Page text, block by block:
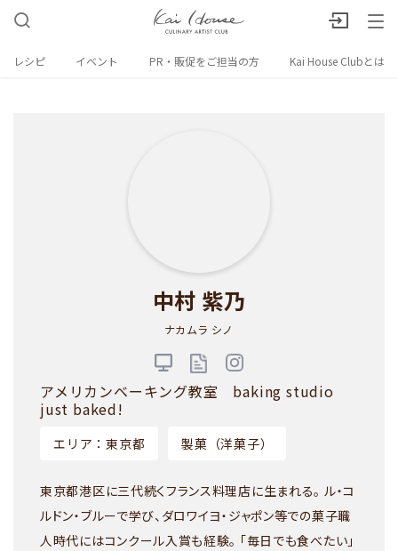
レシピ イベント PR・販促をご担当の方 Kai House Clubとは
中村 紫乃
ナカムラ シノ
アメリカンベーキング教室 baking studio
just baked!
エリア：東京都 製菓（洋菓子）
東京都港区に三代続くフランス料理店に生まれる。 ル・コ
ルドン・ブルーで学び、ダロワイヨ・ジャポン等での菓子職
人時代にはコンクール入賞も経験。 「毎日でも食べたい」